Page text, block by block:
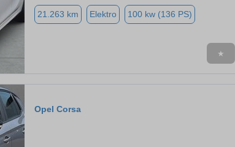
21.263 km Elektro 100 kw (136 PS)
★
Opel Corsa